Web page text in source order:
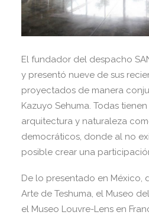
El fundador del despacho
y presentó nueve de sus
proyectados de manera
Kazuyo Sehuma. Todas
arquitectura y naturaleza
democráticos, donde al no
posible crear una
De lo presentado en México,
Arte de Teshuma, el Museo
el Museo Louvre-Lens en